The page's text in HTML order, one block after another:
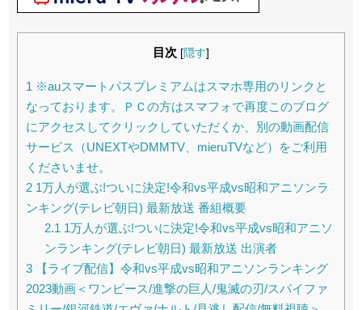
目次 [隠す]
1 ※auスマートパスプレミアムはスマホ専用のリンクと
なっております。ＰＣの方はスマフォで再度このブログ
にアクセスしてクリックしていただくか、別の動画配信
サービス（UNEXTやDMMTV、mieruTVなど）をご利用
くださいませ。
2 1万人が選ぶ!ついに決定!令和vs平成vs昭和アニソンラ
ンキング(テレビ朝日) 最新放送 番組概要
2.1 1万人が選ぶ!ついに決定!令和vs平成vs昭和アニソ
ンランキング(テレビ朝日) 最新放送 出演者
3 【ライブ配信】令和vs平成vs昭和アニソンランキング
2023動画＜ワンピース/進撃の巨人/鬼滅の刃/スパイファ